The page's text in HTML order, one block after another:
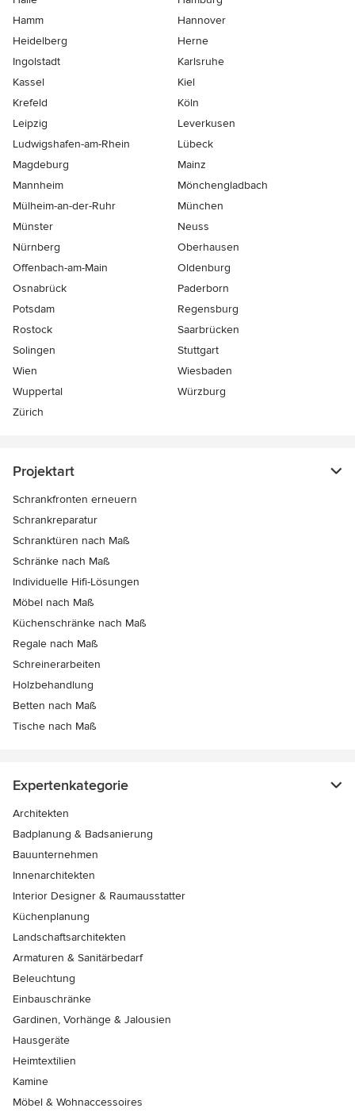
Hamm
Hannover
Heidelberg
Herne
Ingolstadt
Karlsruhe
Kassel
Kiel
Krefeld
Köln
Leipzig
Leverkusen
Ludwigshafen-am-Rhein
Lübeck
Magdeburg
Mainz
Mannheim
Mönchen­gladbach
Mülheim-an-der-Ruhr
München
Münster
Neuss
Nürnberg
Oberhausen
Offenbach-am-Main
Oldenburg
Osnabrück
Paderborn
Potsdam
Regensburg
Rostock
Saarbrücken
Solingen
Stuttgart
Wien
Wiesbaden
Wuppertal
Würzburg
Zürich
Projektart
Schrankfronten erneuern
Schrankreparatur
Schranktüren nach Maß
Schränke nach Maß
Individuelle Hifi-Lösungen
Möbel nach Maß
Küchenschränke nach Maß
Regale nach Maß
Schreinerarbeiten
Holzbehandlung
Betten nach Maß
Tische nach Maß
Expertenkategorie
Architekten
Badplanung & Badsanierung
Bauunternehmen
Innenarchitekten
Interior Designer & Raumausstatter
Küchenplanung
Landschaftsarchitekten
Armaturen & Sanitärbedarf
Beleuchtung
Einbauschränke
Gardinen, Vorhänge & Jalousien
Hausgeräte
Heimtextilien
Kamine
Möbel & Wohnaccessoires